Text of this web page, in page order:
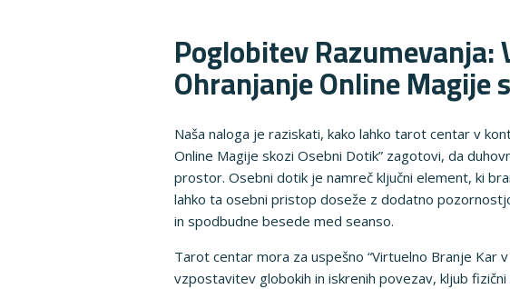
Poglobitev
Ohranjanje Online Magije
Naša naloga je raziskati, kako lahko tarot centar v
Online Magije skozi Osebni Dotik” zagotovi, da
prostor. Osebni dotik je namreč ključni element, ki
lahko ta osebni pristop doseže z dodatno
in spodbudne besede med seanso.
Tarot centar mora za uspešno “Virtuelno Branje Kar
vzpostavitev globokih in iskrenih povezav, kljub